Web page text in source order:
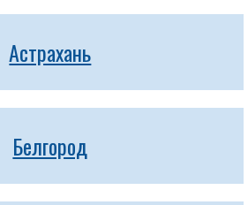
Астрахань
Белгород